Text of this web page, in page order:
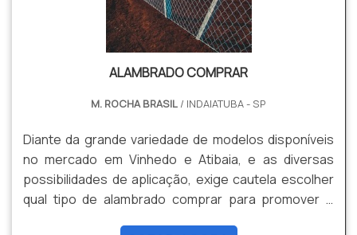
ALAMBRADO COMPRAR
M. ROCHA BRASIL / INDAIATUBA - SP
Diante da grande variedade de modelos disponíveis
no mercado em Vinhedo e Atibaia, e as diversas
possibilidades de aplicação, exige cautela escolher
qual tipo de alambrado comprar para promover o